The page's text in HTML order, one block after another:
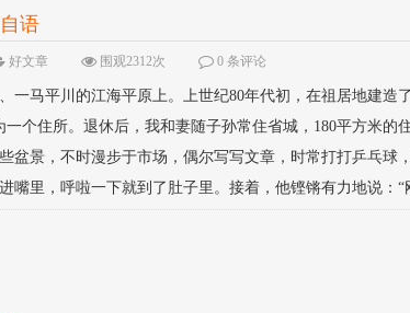
语
好文章 围观2312次 0 条评论
一马平川的江海平原上。上世纪80年代初，在祖居地建
一个住所。退休后，我和妻随子孙常住省城，180平方米
盆景，不时漫步于市场，偶尔写写文章，时常打打乒
嘴里，呼啦一下就到了肚子里。接着，他铿锵有力地说：“